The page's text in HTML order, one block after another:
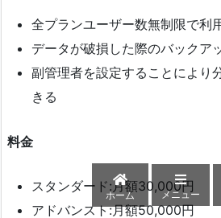
全プランユーザー数無制限で利
データが破損した際のバックア
副管理者を設定することにより
きる
料金
スタンダード:月額30,000円
アドバンスト:月額50,000円
ホーム メニュー